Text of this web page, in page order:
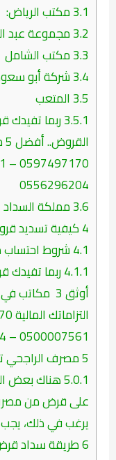
3.1مكتب الرياض:
3.2مجموعة عبد
3.3مكتب الشامل
3.4شركة أبو
3.5 المتعب
3.5.1ربما تفيدك
0556296204
3.6مملكة السداد
4كيفية تسديد
4.1شروط احتساب
4.1.1ربما تفيدك
أوثق 3
0500007561 – 0556296204
5مصرف الراجحي
5.0.1هناك بعض
على قرض من
يرغب في ذلك،
6طريقة سداد